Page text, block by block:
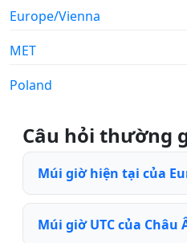
Europe/Vienna
MET
Poland
Câu hỏi thường
Múi giờ hiện tại của
Múi giờ UTC của Châu